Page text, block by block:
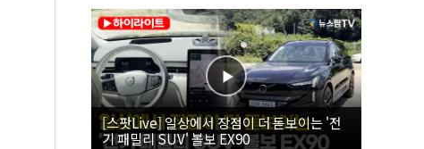
[스팟Live] 일상에서 장점이 더 돋보이는 '전
기 패밀리 SUV' 볼보 EX90